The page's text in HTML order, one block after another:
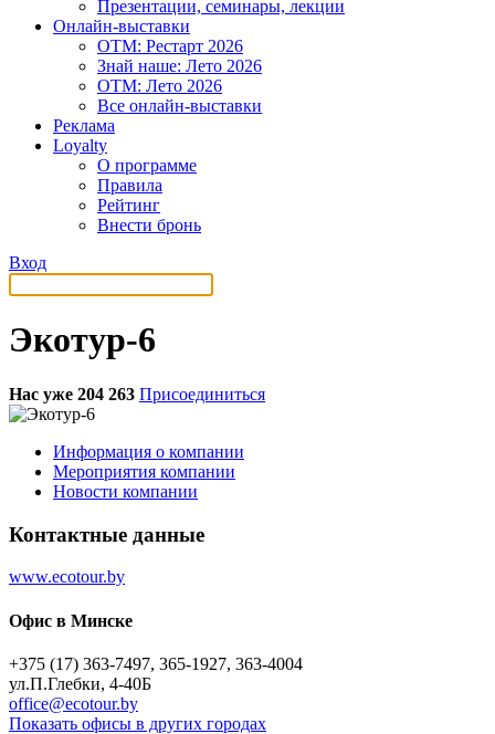
Презентации, семинары, лекции
Онлайн-выставки
OTM: Рестарт 2026
Знай наше: Лето 2026
OTM: Лето 2026
Все онлайн-выставки
Реклама
Loyalty
О программе
Правила
Рейтинг
Внести бронь
Вход
Экотур-6
Нас уже 204 263 Присоединиться
Информация о компании
Мероприятия компании
Новости компании
Контактные данные
www.ecotour.by
Офис в Минске
+375 (17) 363-7497, 365-1927, 363-4004
ул.П.Глебки, 4-40Б
office@ecotour.by
Показать офисы в других городах